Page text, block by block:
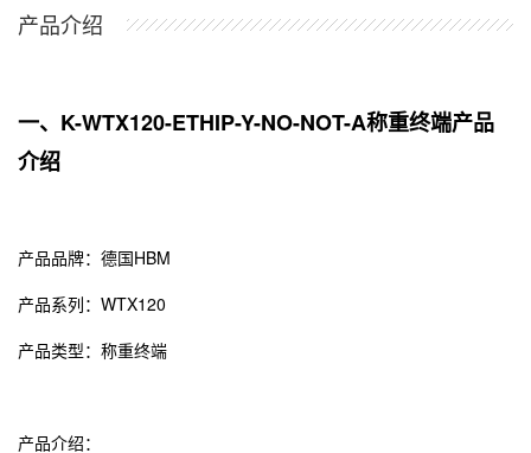
产品介绍
一、K-WTX120-ETHIP-Y-NO-NOT-A称重终端产品
介绍
产品品牌： 德国HBM
产品系列：WTX120
产品类型：称重终端
产品介绍：